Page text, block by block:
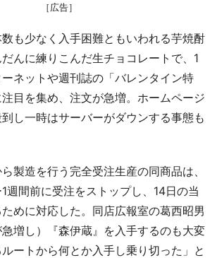
［広告］
も少なく入手困難ともいわれる芋焼酎
だんに練りこんだ生チョコレートで、1
ネットや週刊誌の「バレンタイン特
目を集め、注文が急増。ホームページ
し一時はサーバーがダウンする事態も
製造を行う完全受注生産の同商品は、
週間前に受注をストップし、14日の当
めに対応した。同店広報室の葛西昭男
増し）『森伊蔵』を入手するのも大変
ートから何とか入手し乗り切った」と